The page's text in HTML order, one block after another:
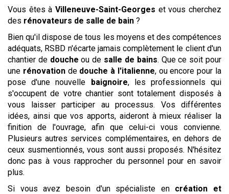
Vous êtes à Villeneuve-Saint-Georges et vous cherchez
des rénovateurs de salle de bain ?
Bien qu'il dispose de tous les moyens et des compétences
adéquats, RSBD n'écarte jamais complètement le client d'un
chantier de douche ou de salle de bains. Que ce soit pour
une rénovationde douche à l'italienne, ou encore pour la
pose d'une nouvelle baignoire, les professionnels qui
s'occupent de votre chantier sont totalement disposés à
vous laisser participer au processus. Vos différentes
idées, ainsi que vos apports, aideront à mieux réaliser la
finition de l'ouvrage, afin que celui-ci vous convienne.
Plusieurs autres services complémentaires, en dehors de
ceux susmentionnés, vous sont aussi proposés. N'hésitez
donc pas à vous rapprocher du personnel pour en savoir
plus.
Si vous avez besoin d'un spécialiste en création et